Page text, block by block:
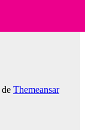
de Themeansar